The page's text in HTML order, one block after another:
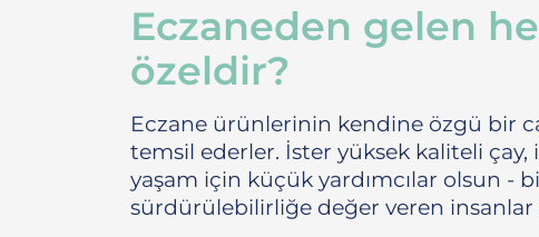
Eczaneden gelen
özeldir?
Eczane ürünlerinin kendine özgü bir
temsil ederler. İster yüksek kaliteli
yaşam için küçük yardımcılar olsun -
sürdürülebilirliğe değer veren